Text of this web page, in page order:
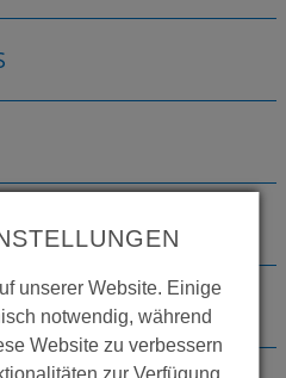
unserer Website. Einige
notwendig, während
Website zu verbessern
zur Verfügung